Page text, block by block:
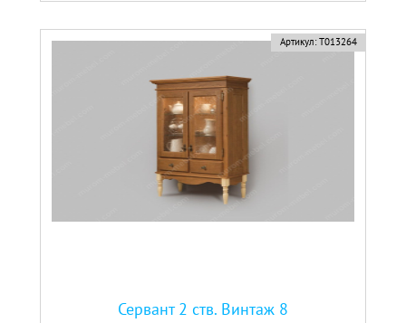
Артикул: Т013264
Сервант 2 ств. Винтаж 8